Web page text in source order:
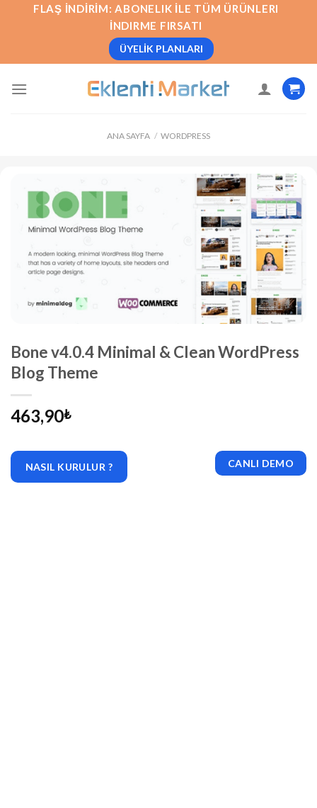
FLAŞ İNDIRIM: ABONELIK İLE TÜM ÜRÜNLERI
İNDIRME FIRSATI
ÜYELIK PLANLARI
ANA SAYFA / WORDPRESS
Bone v4.0.4 Minimal & Clean WordPress
Blog Theme
463,90₺
NASIL KURULUR ? CANLI DEMO